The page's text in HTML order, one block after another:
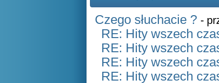
Czego słuchacie ? -
RE: Hity wszech
RE: Hity wszech
RE: Hity wszech
RE: Hity wszech